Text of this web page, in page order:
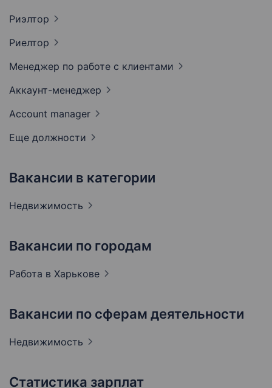
Риэлтор
Риелтор
Менеджер по работе с клиентами
Аккаунт-менеджер
Account manager
Еще должности
Вакансии в категории
Недвижимость
Вакансии по городам
Работа в Харькове
Вакансии по сферам деятельности
Недвижимость
Статистика зарплат